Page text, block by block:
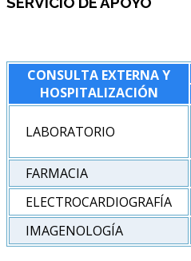
CONSULTA EXTERNA Y
HOSPITALIZACIÓN
LABORATORIO
FARMACIA
ELECTROCARDIOGRAFÍA
IMAGENOLOGÍA